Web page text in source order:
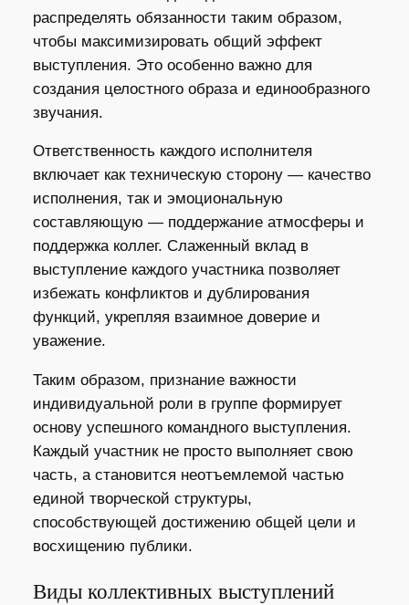
распределять обязанности таким образом,
чтобы максимизировать общий эффект
выступления. Это особенно важно для
создания целостного образа и единообразного
звучания.
Ответственность каждого исполнителя
включает как техническую сторону — качество
исполнения, так и эмоциональную
составляющую — поддержание атмосферы и
поддержка коллег. Слаженный вклад в
выступление каждого участника позволяет
избежать конфликтов и дублирования
функций, укрепляя взаимное доверие и
уважение.
Таким образом, признание важности
индивидуальной роли в группе формирует
основу успешного командного выступления.
Каждый участник не просто выполняет свою
часть, а становится неотъемлемой частью
единой творческой структуры,
способствующей достижению общей цели и
восхищению публики.
Виды коллективных выступлений